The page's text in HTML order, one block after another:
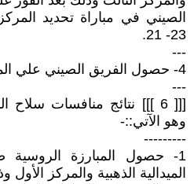
الصيني في مباراة تحديد المركز
23- 21.
---
4- حصول الفريق الصيني علي المركز الرابع.
---
[[[ 6 ]]] نتائج منافسات سلاح
وهو الآتي::-
---------
1- حصول المبارزة الروسية
الميدالية الذهبية والمركز الأول